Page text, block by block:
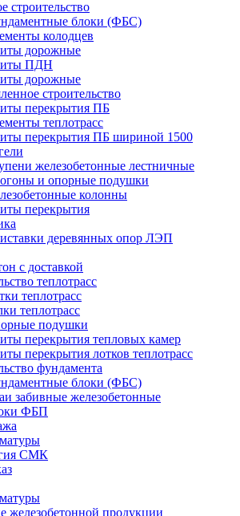
строительство
блоки (ФБС)
колодцев
дорожные
ПДН
дорожные
строительство
перекрытия ПБ
теплотрасс
перекрытия ПБ шириной 1500
железобетонные лестничные
и опорные подушки
колонны
перекрытия
деревянных опор ЛЭП
с доставкой
теплотрасс
теплотрасс
теплотрасс
подушки
перекрытия тепловых камер
перекрытия лотков теплотрасс
фундамента
блоки (ФБС)
забивные железобетонные
ФБП
СМК
железобетонной продукции